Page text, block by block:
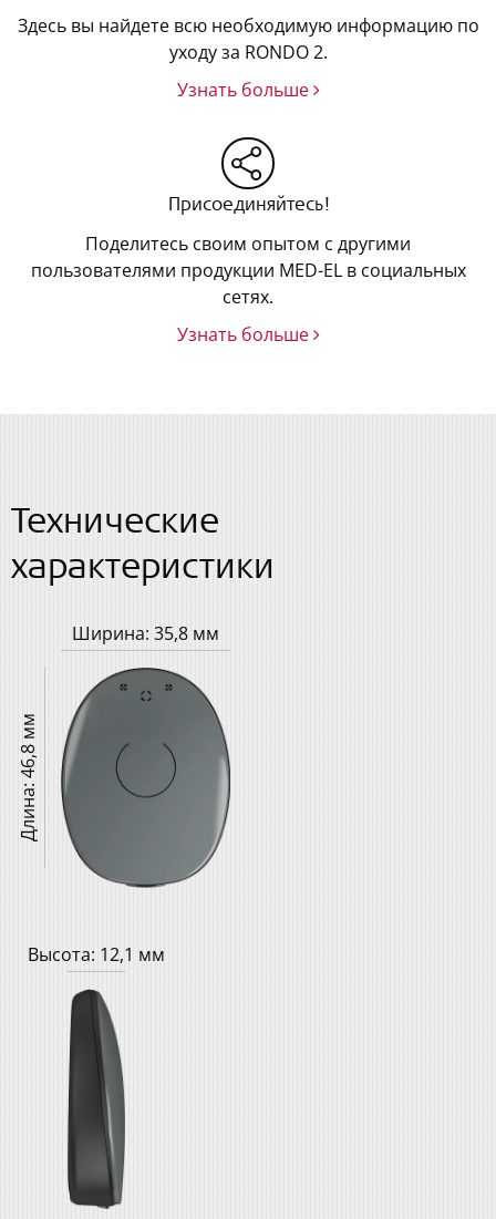
Здесь вы найдете всю необходимую информацию по
уходу за RONDO 2.
Узнать больше
Присоединяйтесь!
Поделитесь своим опытом с другими
пользователями продукции MED-EL в социальных
сетях.
Узнать больше
Технические
характеристики
Ширина: 35,8 мм
Длина: 46,8 мм
Высота: 12,1 мм